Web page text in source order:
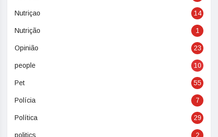
Nutriçao 14
Nutrição 1
Opinião 23
people 10
Pet 55
Polícia 7
Política 29
politics 2